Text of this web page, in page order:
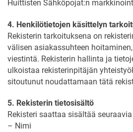
Huittisten Sähköpojat:n
4. Henkilötietojen käsittelyn
Rekisterin tarkoituksena on
välisen asiakassuhteen
viestintä. Rekisterin hallinta ja
ulkoistaa rekisterinpitäjän
sitoutunut noudattamaan tätä
5. Rekisterin tietosisältö
Rekisteri saattaa sisältää
– Nimi